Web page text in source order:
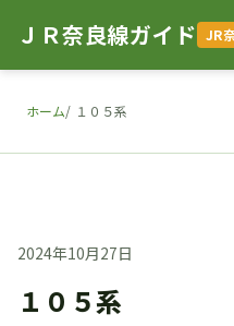
ＪＲ奈良線ガイド JR
ホーム １０５系
2024年10月27日
１０５系